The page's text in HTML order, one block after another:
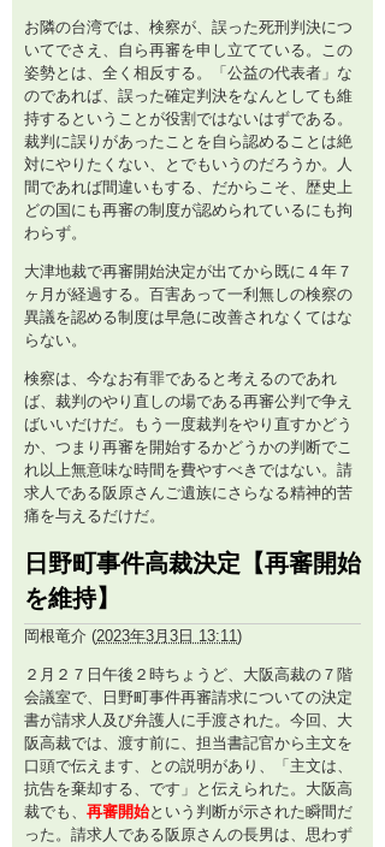
お隣の台湾では、検察が、誤った死刑判決につ
いてでさえ、自ら再審を申し立てている。この
姿勢とは、全く相反する。「公益の代表者」な
のであれば、誤った確定判決をなんとしても維
持するということが役割ではないはずである。
裁判に誤りがあったことを自ら認めることは絶
対にやりたくない、とでもいうのだろうか。人
間であれば間違いもする、だからこそ、歴史上
どの国にも再審の制度が認められているにも拘
わらず。
大津地裁で再審開始決定が出てから既に４年７
ヶ月が経過する。百害あって一利無しの検察の
異議を認める制度は早急に改善されなくてはな
らない。
検察は、今なお有罪であると考えるのであれ
ば、裁判のやり直しの場である再審公判で争え
ばいいだけだ。もう一度裁判をやり直すかどう
か、つまり再審を開始するかどうかの判断でこ
れ以上無意味な時間を費やすべきではない。請
求人である阪原さんご遺族にさらなる精神的苦
痛を与えるだけだ。
日野町事件高裁決定【再審開始
を維持】
岡根竜介 (2023年3月3日 13:11)
２月２７日午後２時ちょうど、大阪高裁の７階
会議室で、日野町事件再審請求についての決定
書が請求人及び弁護人に手渡された。今回、大
阪高裁では、渡す前に、担当書記官から主文を
口頭で伝えます、との説明があり、「主文は、
抗告を棄却する、です」と伝えられた。大阪高
裁でも、 再審開始という判断が示された瞬間だ
った。請求人である阪原さんの長男は、思わず